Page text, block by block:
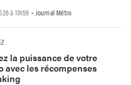
à 11h59 - Journal Métro
la puissance de votre
avec les récompenses